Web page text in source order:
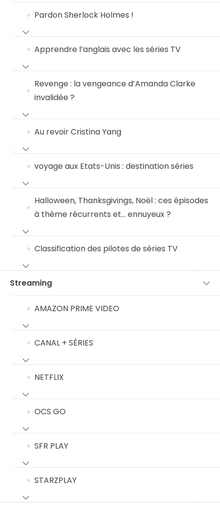
Pardon Sherlock Holmes !
Apprendre l’anglais avec les séries TV
Revenge : la vengeance d’Amanda Clarke
invalidée ?
Au revoir Cristina Yang
voyage aux Etats-Unis : destination séries
Halloween, Thanksgivings, Noël : ces épisodes
à thème récurrents et… ennuyeux ?
Classification des pilotes de séries TV
Streaming
AMAZON PRIME VIDEO
CANAL + SÉRIES
NETFLIX
OCS GO
SFR PLAY
STARZPLAY